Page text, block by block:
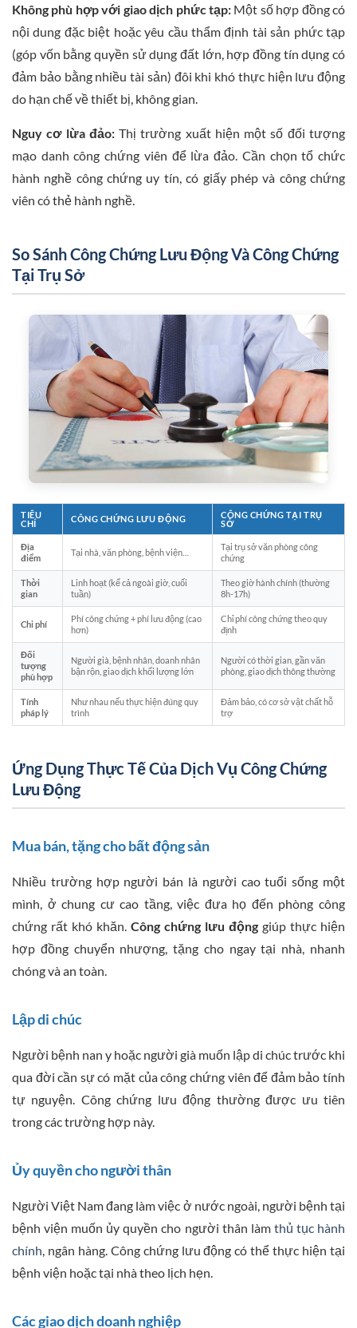
Không phù hợp với giao dịch phức tạp:Một số hợp đồng có
nội dung đặc biệt hoặc yêu cầu thẩm định tài sản phức tạp
(góp vốn bằng quyền sử dụng đất lớn, hợp đồng tín dụng có
đảm bảo bằng nhiều tài sản) đôi khi khó thực hiện lưu động
do hạn chế về thiết bị, không gian.
Nguy cơ lừa đảo:Thị trường xuất hiện một số đối tượng
mạo danh công chứng viên để lừa đảo. Cần chọn tổ chức
hành nghề công chứng uy tín, có giấy phép và công chứng
viên có thẻ hành nghề.
So Sánh Công Chứng Lưu Động Và Công Chứng
Tại Trụ Sở
TIÊU
CHÍ
CÔNG CHỨNG LƯU ĐỘNG
CÔNG CHỨNG TẠI TRỤ
SỞ
Địa
điểm
Tại nhà, văn phòng, bệnh viện…
Tại trụ sở văn phòng công
chứng
Thời
gian
Linh hoạt (kể cả ngoài giờ, cuối
tuần)
Theo giờ hành chính (thường
8h-17h)
Chi phí
Phí công chứng + phí lưu động (cao
hơn)
Chỉ phí công chứng theo quy
định
Đối
tượng
phù hợp
Người già, bệnh nhân, doanh nhân
bận rộn, giao dịch khối lượng lớn
Người có thời gian, gần văn
phòng, giao dịch thông thường
Tính
pháp lý
Như nhau nếu thực hiện đúng quy
trình
Đảm bảo, có cơ sở vật chất hỗ
trợ
Ứng Dụng Thực Tế Của Dịch Vụ Công Chứng
Lưu Động
Mua bán, tặng cho bất động sản
Nhiều trường hợp người bán là người cao tuổi sống một
mình, ở chung cư cao tầng, việc đưa họ đến phòng công
chứng rất khó khăn. Công chứng lưu động giúp thực hiện
hợp đồng chuyển nhượng, tặng cho ngay tại nhà, nhanh
chóng và an toàn.
Lập di chúc
Người bệnh nan y hoặc người già muốn lập di chúc trước khi
qua đời cần sự có mặt của công chứng viên để đảm bảo tính
tự nguyện. Công chứng lưu động thường được ưu tiên
trong các trường hợp này.
Ủy quyền cho người thân
Người Việt Nam đang làm việc ở nước ngoài, người bệnh tại
bệnh viện muốn ủy quyền cho người thân làm thủ tục hành
chính, ngân hàng. Công chứng lưu động có thể thực hiện tại
bệnh viện hoặc tại nhà theo lịch hẹn.
Các giao dịch doanh nghiệp